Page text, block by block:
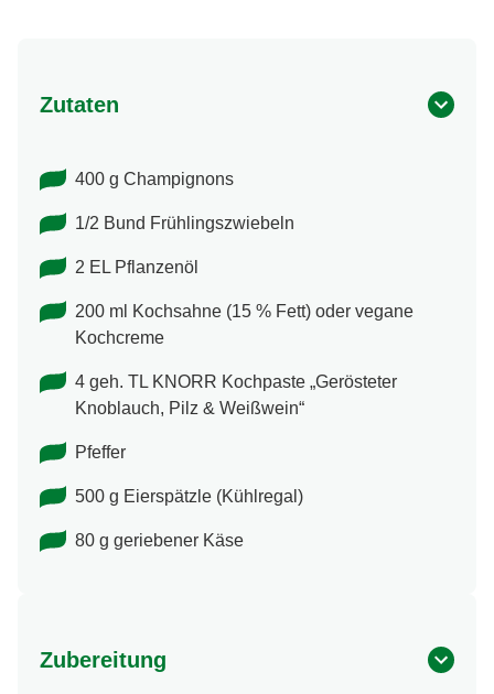
Zutaten
400 g Champignons
1/2 Bund Frühlingszwiebeln
2 EL Pflanzenöl
200 ml Kochsahne (15 % Fett) oder vegane
Kochcreme
4 geh. TL KNORR Kochpaste „Gerösteter
Knoblauch, Pilz & Weißwein“
Pfeffer
500 g Eierspätzle (Kühlregal)
80 g geriebener Käse
Zubereitung